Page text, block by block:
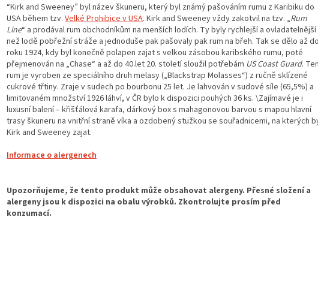
“Kirk and Sweeney” byl název škuneru, který byl známý pašováním rumu z Karibiku do
USA během tzv. Velké Prohibice v USA. Kirk and Sweeney vždy zakotvil na tzv. „Rum
Line“ a prodával rum obchodníkům na menších lodích. Ty byly rychlejší a ovladatelnější
než lodě pobřežní stráže a jednoduše pak pašovaly pak rum na břeh. Tak se dělo až do
roku 1924, kdy byl konečně polapen zajat s velkou zásobou karibského rumu, poté
přejmenován na „Chase“ a až do 40.let 20. století sloužil potřebám US Coast Guard.
rum je vyroben ze speciálního druh melasy („Blackstrap Molasses“) z ručně sklízené
cukrové třtiny. Zraje v sudech po bourbonu 25 let. Je lahvován v sudové síle (65,5%) a
limitovaném množství 1926 láhví, v ČR bylo k dispozici pouhých 36 ks. \Zajímavé je i
luxusní balení – křišťálová karafa, dárkový box s mahagonovou barvou s mapou hlavní
trasy škuneru na vnitřní straně víka a ozdobený stužkou se souřadnicemi, na kterých
Kirk and Sweeney zajat.
Informace o alergenech